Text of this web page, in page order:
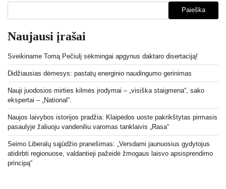
Paieška
Naujausi įrašai
Sveikiname Tomą Pečiulį sėkmingai apgynus daktaro disertaciją!
Didžiausias dėmesys: pastatų energinio naudingumo gerinimas
Nauji juodosios mirties kilmės įrodymai – „visiška staigmena“, sako
ekspertai – „National“.
Naujos laivybos istorijos pradžia: Klaipėdos uoste pakrikštytas pirmasis
pasaulyje žaliuoju vandeniliu varomas tanklaivis „Rasa“
Seimo Liberalų sąjūdžio pranešimas: „Versdami jaunuosius gydytojus
atidirbti regionuose, valdantieji pažeidė žmogaus laisvo apsisprendimo
principą“